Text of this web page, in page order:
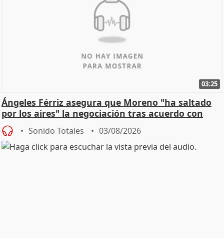
03:25
Ángeles Férriz asegura que Moreno "ha saltado
por los aires" la negociación tras acuerdo con
SMA
Sonido Totales 03/08/2026